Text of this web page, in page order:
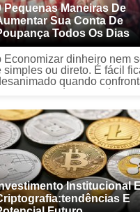
Pequenas Maneiras De
Sua Conta De
Todos Os Dias
Economizar dinheiro nem
simples ou direto. É fácil
quando
com um grande, meta de
É por isso que pode
Institucional
E